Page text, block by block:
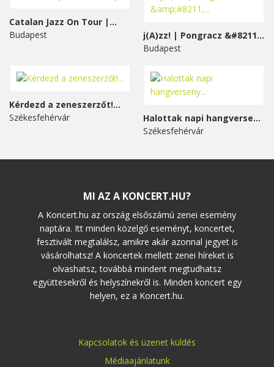
Catalan Jazz On Tour |...
Budapest
j(A)zz! | Pongracz &#8211;...
Budapest
Kérdezd a zeneszerzőt!...
Székesfehérvár
Halottak napi hangverseny...
Székesfehérvár
MI AZ A KONCERT.HU?
A Koncert.hu az ország elsőszámú zenei esemény
naptára. Itt minden közelgő eseményt, koncertet,
fesztivált megtalálsz, amikre akár azonnal jegyet is
vásárolhatsz! A koncertek mellett zenei híreket is
olvashatsz, továbbá mindent megtudhatsz
együttesekről és helyszínekről is. Minden koncert egy
helyen, ez a Koncert.hu.
Kapcsolatok és üzenet küldés
Médiaajánlatunk